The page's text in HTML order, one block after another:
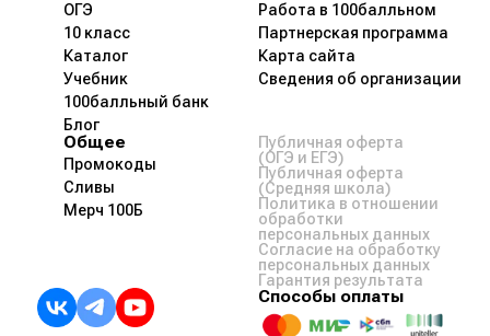
ОГЭ
10 класс
Каталог
Учебник
100балльный банк
Блог
Работа в 100балльном
Партнерская программа
Карта сайта
Сведения об организации
Общее
Промокоды
Сливы
Мерч 100Б
Публичная оферта
(ОГЭ и ЕГЭ)
Публичная оферта
(Средняя школа)
Политика в отношении
обработки
персональных данных
Согласие на обработку
персональных данных
Гарантия результата
Способы оплаты